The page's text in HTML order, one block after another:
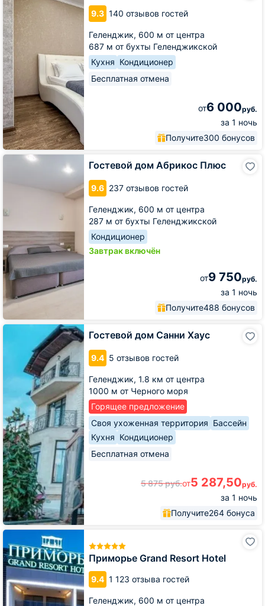
9.3 140 отзывов гостей
Геленджик, 600 м от центра
687 м от бухты Геленджикской
Кухня Кондиционер
Бесплатная отмена
от6 000руб.
за 1 ночь
Получите300 бонусов
Ника
Центр
Гостевой дом Абрикос Плюс
9.6 237 отзывов гостей
Геленджик, 600 м от центра
287 м от бухты Геленджикской
Кондиционер
Завтрак включён
от9 750руб.
за 1 ночь
Получите488 бонусов
Гостевой
Гостевой дом Санни Хаус
9.4 5 отзывов гостей
Геленджик, 1.8 км от центра
1000 м от Черного моря
Горящее предложение
Своя ухоженная территория Бассейн
Кухня Кондиционер
Бесплатная отмена
5 875руб.от5 287,50руб.
за 1 ночь
Получите264 бонуса
Гостевой
Приморье Grand Resort Hotel
9.4 1 123 отзыва гостей
Геленджик, 600 м от центра
Приморье
Grand
Resort
Hotel